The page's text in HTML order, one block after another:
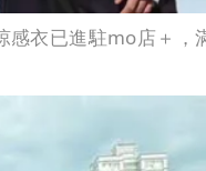
衣已進駐mo店＋，